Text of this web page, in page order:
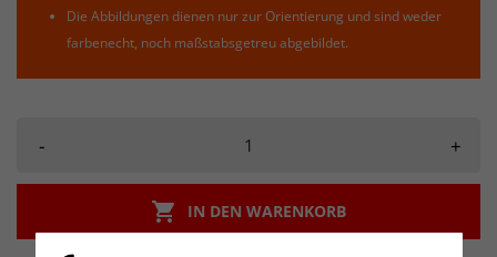
Die Abbildungen dienen nur zur Orientierung und sind weder
farbenecht, noch maßstabsgetreu abgebildet.
- +
 IN DEN WARENKORB